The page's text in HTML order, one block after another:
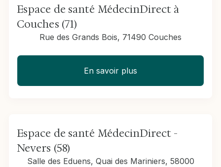
Espace de santé MédecinDirect à
Couches (71)
Rue des Grands Bois, 71490 Couches
En savoir plus
Espace de santé MédecinDirect -
Nevers (58)
Salle des Eduens, Quai des Mariniers, 58000